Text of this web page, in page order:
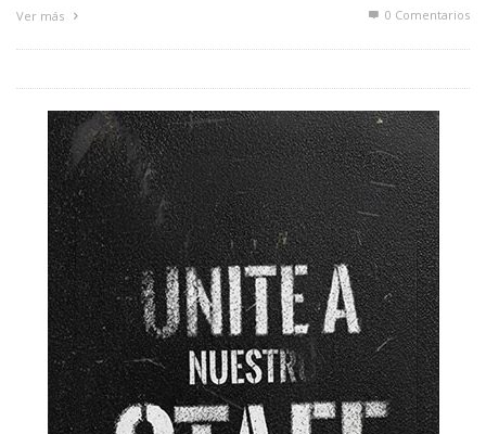
Ver más 0 Comentarios